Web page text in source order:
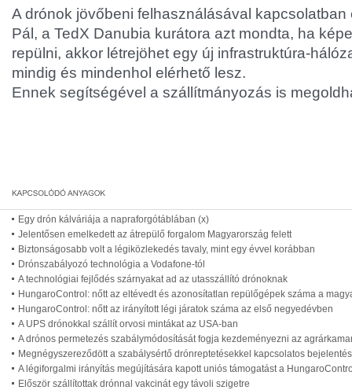
A drónok jövőbeni felhasználásával
Pál, a TedX Danubia kurátora azt mondta, ha
repülni, akkor létrejöhet egy új infrastruktúra-
mindig és mindenhol elérhető lesz.
Ennek segítségével a szállítmányozás is
Egy drón kálváriája a napraforgótáblában (x)
Jelentősen emelkedett az átrepülő forgalom Magyarország felett
Biztonságosabb volt a légiközlekedés tavaly, mint egy évvel korábban
Drónszabályozó technológia a Vodafone-tól
A technológiai fejlődés szárnyakat ad az utasszállító drónoknak
HungaroControl: nőtt az eltévedt és azonosítatlan repülőgépek száma a
HungaroControl: nőtt az irányított légi járatok száma az első negyedévben
A UPS drónokkal szállít orvosi mintákat az USA-ban
A drónos permetezés szabálymódosítását fogja kezdeményezni az
Megnégyszereződött a szabálysértő drónreptetésekkel kapcsolatos
A légiforgalmi irányítás megújítására kapott uniós támogatást a
Először szállítottak drónnal vakcinát egy távoli szigetre